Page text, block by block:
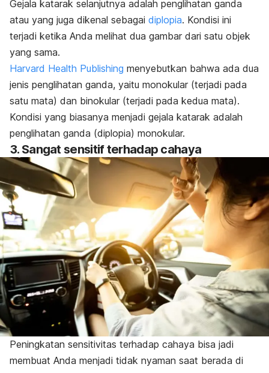
Gejala katarak selanjutnya adalah penglihatan ganda
atau yang juga dikenal sebagai diplopia. Kondisi ini
terjadi ketika Anda melihat dua gambar dari satu objek
yang sama.
Harvard Health Publishing menyebutkan bahwa ada dua
jenis penglihatan ganda, yaitu monokular (terjadi pada
satu mata) dan binokular (terjadi pada kedua mata).
Kondisi yang biasanya menjadi gejala katarak adalah
penglihatan ganda (diplopia) monokular.
3. Sangat sensitif terhadap cahaya
Peningkatan sensitivitas terhadap cahaya bisa jadi
membuat Anda menjadi tidak nyaman saat berada di